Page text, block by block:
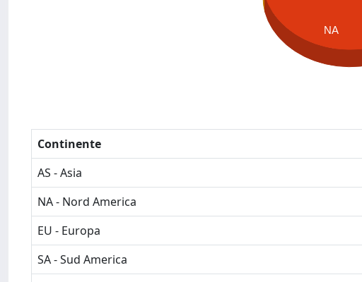
NA
Continente
AS - Asia
NA - Nord America
EU - Europa
SA - Sud America